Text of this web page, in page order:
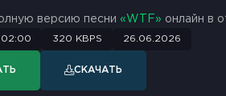
версию песни «WTF» онлайн в
02:00 320 KBPS 26.06.2026
СКАЧАТЬ